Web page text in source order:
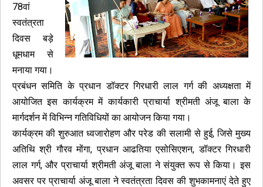
78वां
स्वतंत्रता
दिवस बड़े
धूमधाम से
मनाया गया।
प्रबंधन समिति के प्रधान डॉक्टर गिरधारी लाल गर्ग की अध्यक्षता में
आयोजित इस कार्यक्रम में कार्यकारी प्राचार्या श्रीमती अंजू बाला के
मार्गदर्शन में विभिन्न गतिविधियों का आयोजन किया गया।
कार्यक्रम की शुरुआत ध्वजारोहण और परेड की सलामी से हुई, जिसे मुख्य
अतिथि श्री गौरव मोंगा, प्रधान आढतिया एसोसिएशन, डॉक्टर गिरधारी
लाल गर्ग, और प्राचार्या श्रीमती अंजू बाला ने संयुक्त रूप से किया। इस
अवसर पर प्राचार्या अंजू बाला ने स्वतंत्रता दिवस की शुभकामनाएं देते हुए